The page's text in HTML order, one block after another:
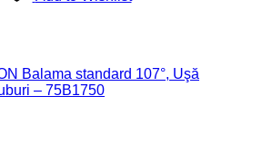
Balama standard 107°, Uşă
– 75B1750